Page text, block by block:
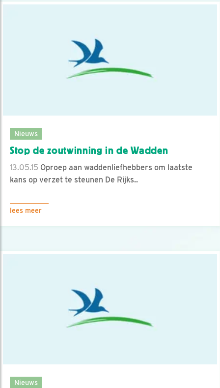
Nieuws
Stop de zoutwinning in de Wadden
13.05.15 Oproep aan waddenliefhebbers om laatste
kans op verzet te steunen De Rijks..
lees meer
Nieuws